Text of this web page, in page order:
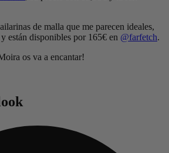
de malla que me parecen ideales,
y están disponibles por 165€ en @farfetch.
os va a encantar!